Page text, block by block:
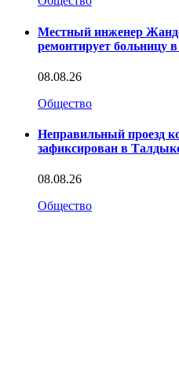
Местный инженер
ремонтирует больницу
08.08.26
Общество
Неправильный проезд
зафиксирован в
08.08.26
Общество